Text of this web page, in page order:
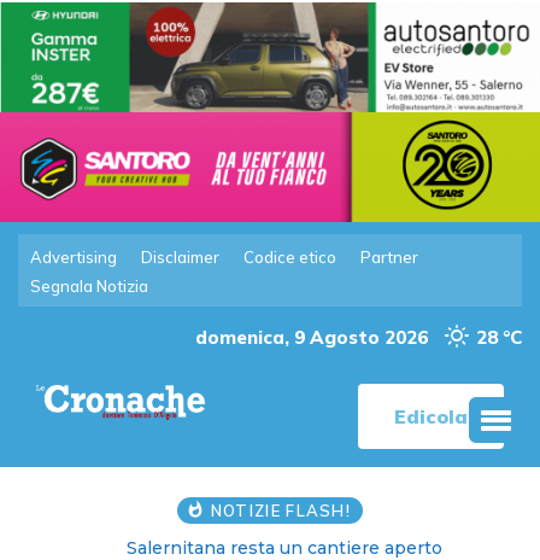
Advertising Disclaimer Codice etico
Partner
Segnala Notizia
domenica, 9 Agosto 2026 28 °C
Edicola
NOTIZIE FLASH!
Salernitana resta un cantiere aperto